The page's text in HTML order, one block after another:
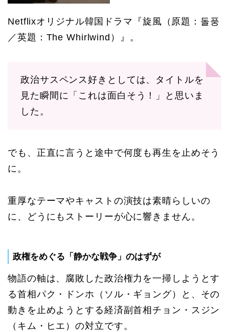
Netflixオリジナル韓国ドラマ『旋風（原題：돌풍
／英題：The Whirlwind）』。
政治サスペンス好きとしては、タイトルを
見た瞬間に「これは面白そう！」と思いま
した。
でも、正直に言うと途中で何度も再生を止めそう
に。
重厚なテーマやキャストの演技は素晴らしいの
に、どうにもストーリーが心に響きません。
政権をめぐる「静かな戦争」のはずが
物語の軸は、腐敗した政治権力を一掃しようとす
る首相パク・ドンホ（ソル・ギョング）と、その
動きを止めようとする経済副首相チョン・スジン
（キム・ヒエ）の対立です。